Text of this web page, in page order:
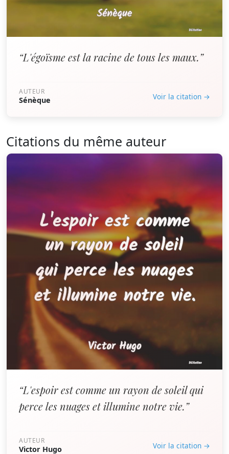
“L'égoïsme est la racine de tous les maux.”
AUTEUR
Sénèque Voir la citation →
Citations du même auteur
“L'espoir est comme un rayon de soleil qui
perce les nuages et illumine notre vie.”
AUTEUR
Victor Hugo Voir la citation →